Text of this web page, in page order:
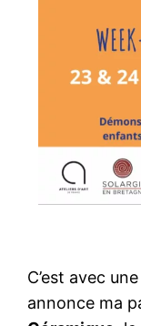
C’est avec
annonce ma